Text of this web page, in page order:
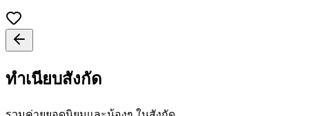
ทำเนียบสังกัด